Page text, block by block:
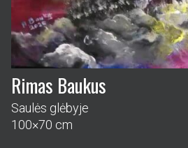
Rimas Baukus
Saulės glėbyje
100×70 cm